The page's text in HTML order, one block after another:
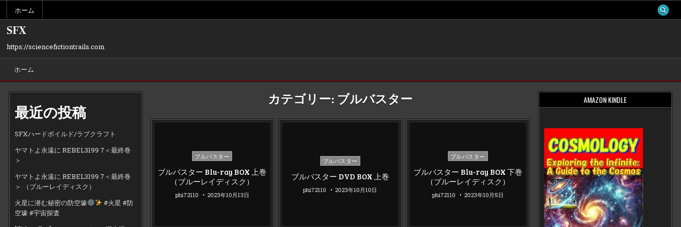
content
ホーム
SFX
https://sciencefictiontrails.com
ホーム
最近の投稿
SFXハードボイルド/ラブクラフト
ヤマトよ永遠に REBEL3199 7＜最終巻
＞
ヤマトよ永遠に REBEL3199 7＜最終巻
＞ （ブルーレイディスク）
火星に潜む秘密の防空壕
#火星 #防
空壕 #宇宙探査
カテゴリー: ブルバスター
Posted
ブルバスター
ブルバスター Blu-ray BOX 上巻
（ブルーレイディスク）
phi72110 2023年10月13日
Posted
ブルバスター
ブルバスター DVD BOX 上巻
phi72110 2023年10月10日
Posted
ブルバスター
ブルバスター Blu-ray BOX 下巻
（ブルーレイディスク）
phi72110 2023年10月5日
AMAZON KINDLE